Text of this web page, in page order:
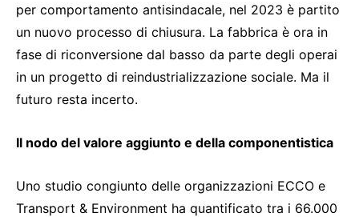
per comportamento antisindacale, nel 2023 è partito
un nuovo processo di chiusura. La fabbrica è ora in
fase di riconversione dal basso da parte degli operai
in un progetto di reindustrializzazione sociale. Ma il
futuro resta incerto.
Il nodo del valore aggiunto e della componentistica
Uno studio congiunto delle organizzazioni ECCO e
Transport & Environment ha quantificato tra i 66.000